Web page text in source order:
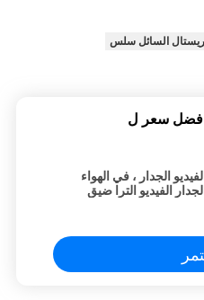
السائل سلس
سعر ل
الجدار ، في الهواء
الفيديو الترا ضيق